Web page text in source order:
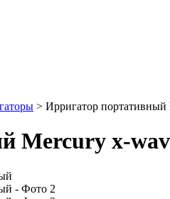
> Ирригатор
Mercury x-